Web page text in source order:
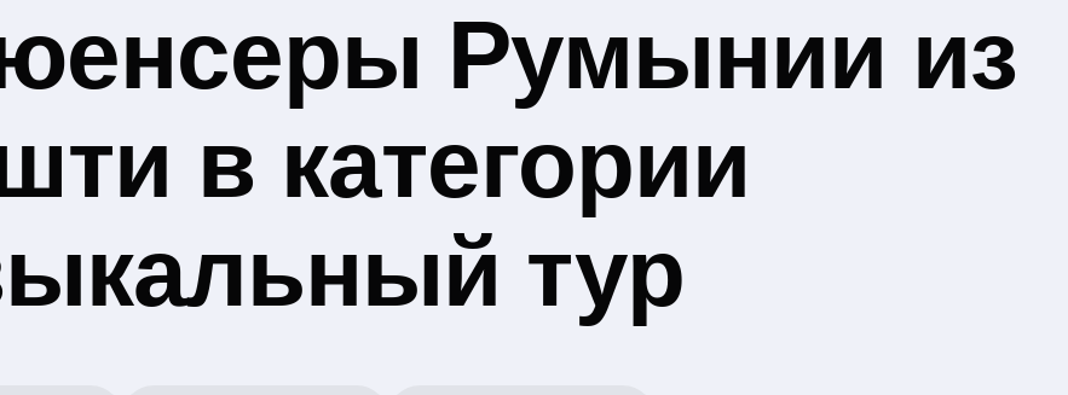
Румынии из
в категории
тур